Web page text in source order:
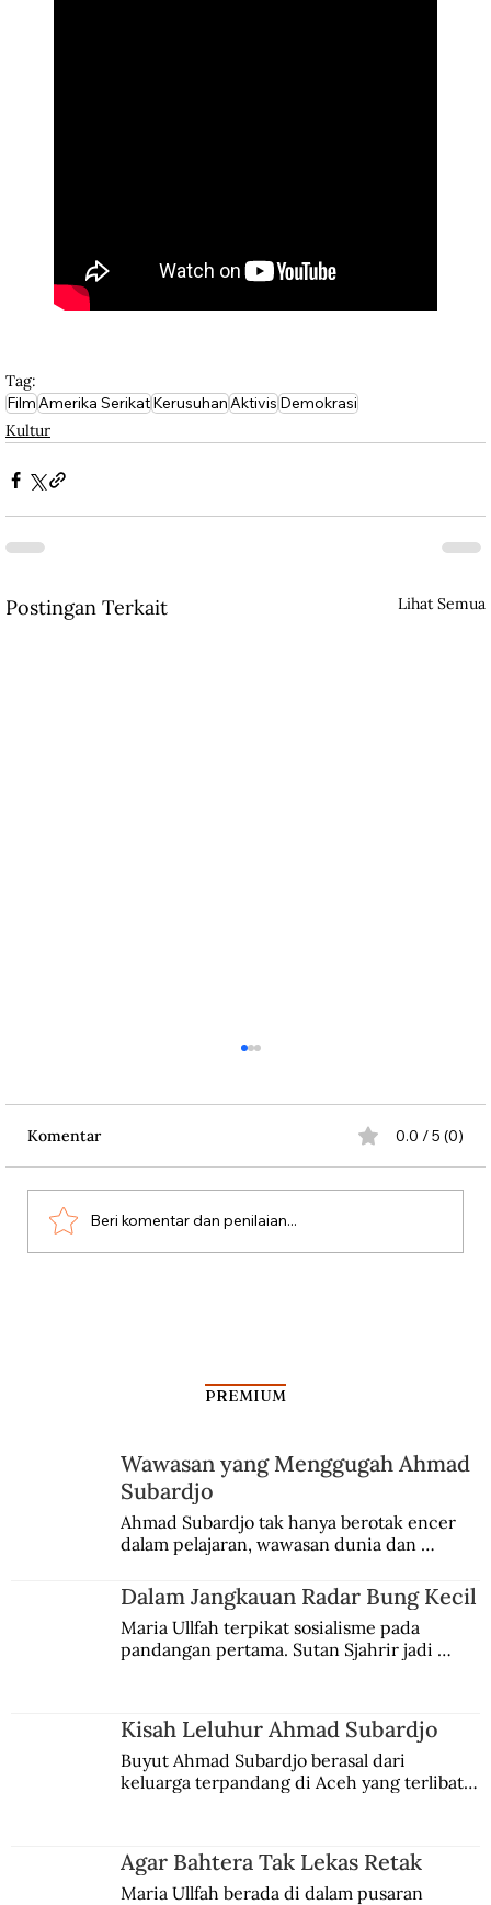
Tag:
FilmAmerika SerikatKerusuhanAktivis Demokrasi
Kultur
Postingan Terkait Lihat Semua
Komentar 0.0 / 5 (0)
Beri komentar dan penilaian...
PREMIUM
Wawasan yang Menggugah Ahmad
Subardjo
Ahmad Subardjo tak hanya berotak encer
dalam pelajaran, wawasan dunia dan
Jules Verne, Multatuli, hingga Sun Yat-sen.
Dalam Jangkauan Radar Bung Kecil
Maria Ullfah terpikat sosialisme pada
pandangan pertama. Sutan Sjahrir jadi
Kisah Leluhur Ahmad Subardjo
Buyut Ahmad Subardjo berasal dari
keluarga terpandang di Aceh yang terlibat
Agar Bahtera Tak Lekas Retak
Maria Ullfah berada di dalam pusaran